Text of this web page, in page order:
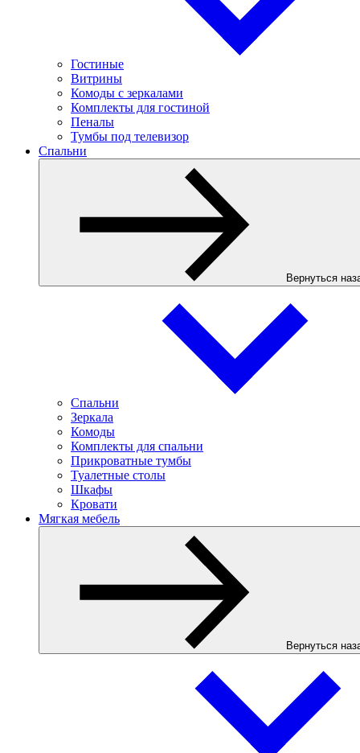
Гостиные
Витрины
Комоды с зеркалами
Комплекты для гостиной
Пеналы
Тумбы под телевизор
Спальни
Вернуться
Спальни
Зеркала
Комоды
Комплекты для спальни
Прикроватные тумбы
Туалетные столы
Шкафы
Кровати
Мягкая мебель
Вернуться